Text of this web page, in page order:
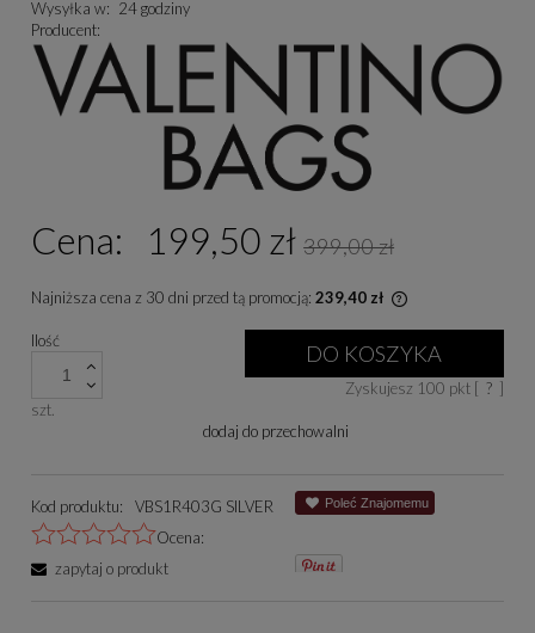
Wysyłka w: 24 godziny
Producent:
Cena: 199,50 zł 399,00 zł
Najniższa cena z 30 dni przed tą promocją: 239,40 zł
niż 30 dni,
cena od
się w sprzedaży.
Ilość
szt.
DO KOSZYKA
Zyskujesz 100 pkt [ ? ]
dodaj do przechowalni
Kod produktu:
VBS1R403G SILVER
Ocena:
zapytaj o produkt
Poleć Znajomemu